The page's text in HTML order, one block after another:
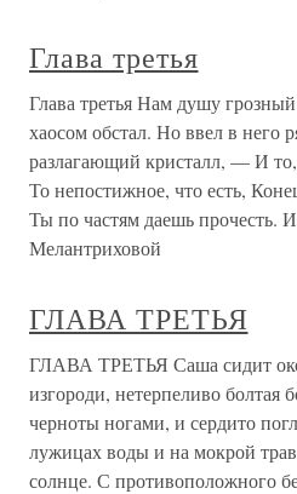
Глава третья
Глава третья Нам душу
хаосом обстал. Но ввел в него
разлагающий кристалл, — И
То непостижное, что есть,
Ты по частям даешь прочесть.
Мелантриховой
ГЛАВА ТРЕТЬЯ
ГЛАВА ТРЕТЬЯ Саша сидит
изгороди, нетерпеливо болтая
черноты ногами, и сердито
лужицах воды и на мокрой
солнце. С противоположного